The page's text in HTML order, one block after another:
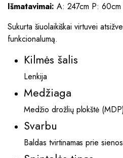
Išmatavimai: A: 247cm P:
Sukurta šiuolaikiškai virtuvei
funkcionalumą.
Kilmės šalis
Lenkija
Medžiaga
Medžio drožlių plokštė (MDP)
Svarbu
Baldas tvirtinamas prie sienos